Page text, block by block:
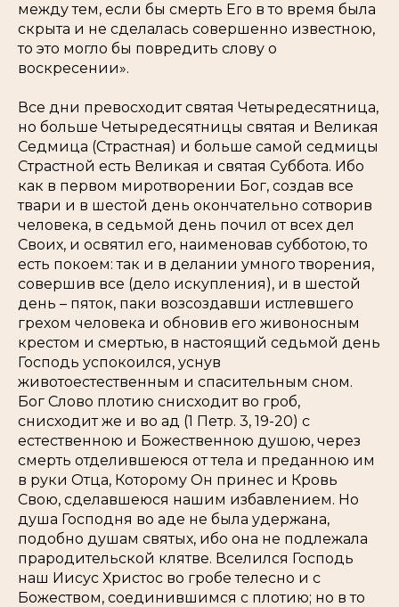
между тем, если бы смерть Его в то время была
скрыта и не сделалась совершенно известною,
то это могло бы повредить слову о
воскресении».
Все дни превосходит святая Четыредесятница,
но больше Четыредесятницы святая и Великая
Седмица (Страстная) и больше самой седмицы
Страстной есть Великая и святая Суббота. Ибо
как в первом миротворении Бог, создав все
твари и в шестой день окончательно сотворив
человека, в седьмой день почил от всех дел
Своих, и освятил его, наименовав субботою, то
есть покоем: так и в делании умного творения,
совершив все (дело искупления), и в шестой
день – пяток, паки возсоздавши истлевшего
грехом человека и обновив его живоносным
крестом и смертью, в настоящий седьмой день
Господь успокоился, уснув
животоестественным и спасительным сном.
Бог Слово плотию снисходит во гроб,
снисходит же и во ад (1 Петр. 3, 19-20) с
естественною и Божественною душою, через
смерть отделившеюся от тела и преданною им
в руки Отца, Которому Он принес и Кровь
Свою, сделавшеюся нашим избавлением. Но
душа Господня во аде не была удержана,
подобно душам святых, ибо она не подлежала
прародительской клятве. Вселился Господь
наш Иисус Христос во гробе телесно и с
Божеством, соединившимся с плотию; но в то